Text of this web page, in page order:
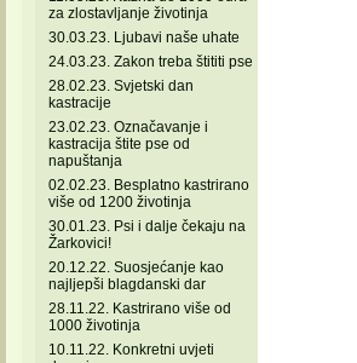
za zlostavljanje životinja
30.03.23. Ljubavi naše uhate
24.03.23. Zakon treba štititi pse
28.02.23. Svjetski dan
kastracije
23.02.23. Označavanje i
kastracija štite pse od
napuštanja
02.02.23. Besplatno kastrirano
više od 1200 životinja
30.01.23. Psi i dalje čekaju na
Žarkovici!
20.12.22. Suosjećanje kao
najljepši blagdanski dar
28.11.22. Kastrirano više od
1000 životinja
10.11.22. Konkretni uvjeti